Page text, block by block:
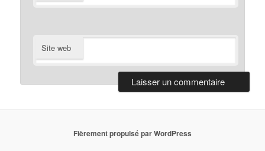
Site web
Fièrement propulsé par WordPress